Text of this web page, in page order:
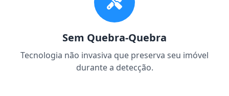
Sem Quebra-Quebra
Tecnologia não invasiva que preserva seu imóvel
durante a detecção.